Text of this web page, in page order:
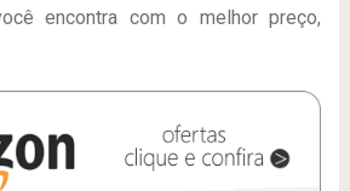
encontra com o melhor preço,